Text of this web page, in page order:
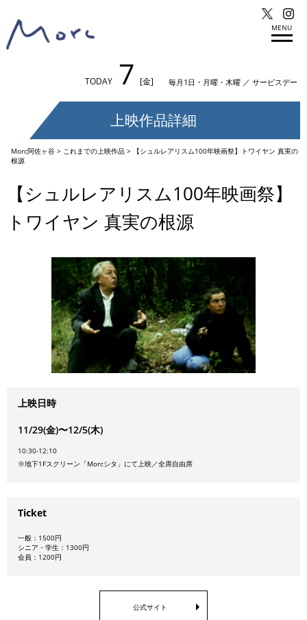
MENU
TODAY 7 [金] 毎月1日・月曜・木曜 ／ サービスデー
上映作品詳細
Morc阿佐ヶ谷> これまでの上映作品>
【シュルレアリスム100年映画祭】トワイヤン 真実の
根源
【シュルレアリスム100年映画祭】
トワイヤン 真実の根源
上映日時
11/29(金)〜12/5(木)
10:30-12:10
※地下1Fスクリーン「Morcシタ」にて上映／全席自由席
Ticket
一般：1500円
シニア・学生：1300円
会員：1200円
公式サイト